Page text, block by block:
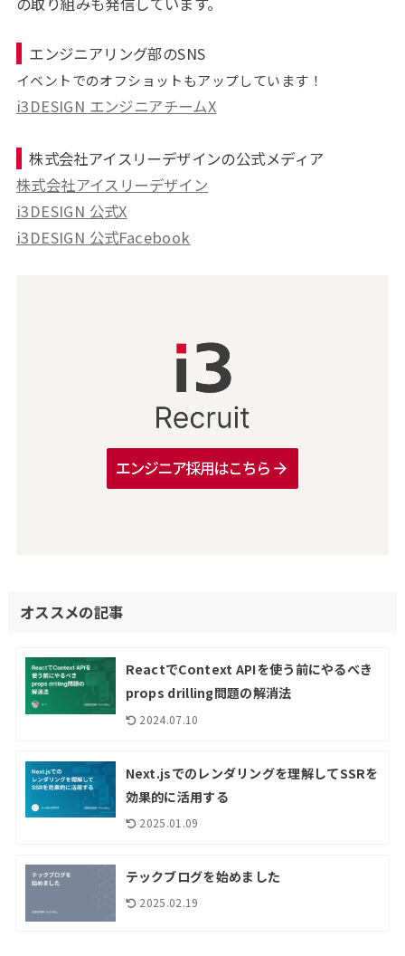
エンジニアリング部のSNS
イベントでのオフショットもアップしています！
i3DESIGN エンジニアチームX
株式会社アイスリーデザインの公式メディア
株式会社アイスリーデザイン
i3DESIGN 公式X
i3DESIGN 公式Facebook
オススメの記事
ReactでContext APIを使う前にやるべき
props drilling問題の解消法
2024.07.10
Next.jsでのレンダリングを理解してSSRを
効果的に活用する
2025.01.09
テックブログを始めました
2025.02.19